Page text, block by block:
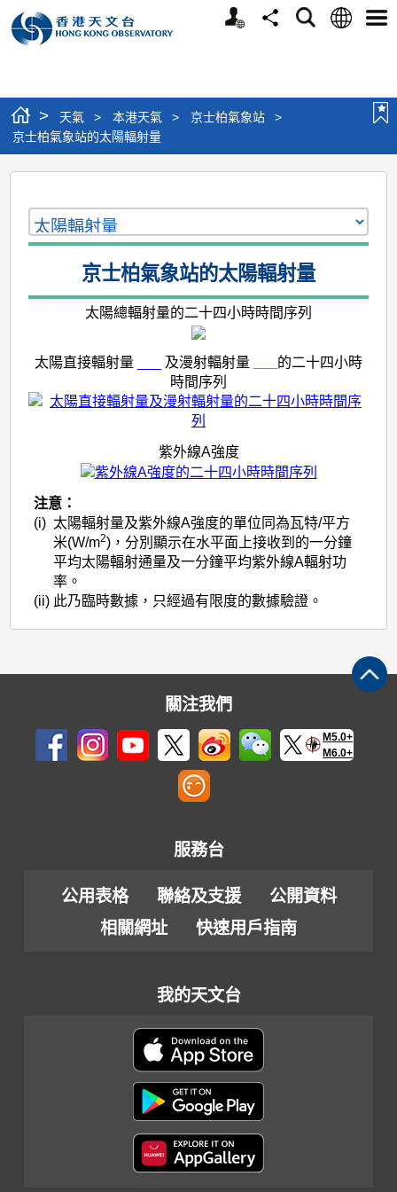
個
分
搜
語
選
> 天氣 > 本港天氣 > 京士柏氣象站
>
京士柏氣象站的太陽輻射量
京
士
柏
象
太
陽
京士柏氣象站的太陽輻射量
太陽總輻射量的二十四小時時間序列
太陽直接輻射量 及漫射輻射量
的二十四小時
時間序列
紫外線A強度
注意：
(i) 太陽輻射量及紫外線A強度的單位同為瓦特/平方
米(W/m2)，分別顯示在水平面上接收到的一分鐘
平均太陽輻射通量及一分鐘平均紫外線A輻射功
率。
(ii) 此乃臨時數據，只經過有限度的數據驗證。
關注我們
M5.0+
M6.0+
服務台
公用表格 聯絡及支援
公開資料
相關網址
快速用戶指南
我的天文台